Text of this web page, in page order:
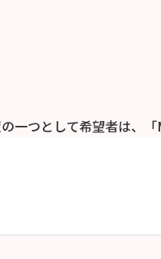
一つとして希望者は、